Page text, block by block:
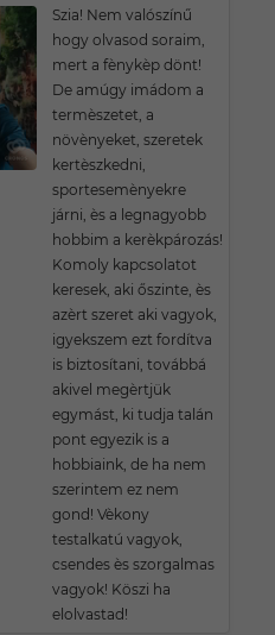
Szia! Nem valószínű
hogy olvasod soraim,
mert a fènykèp dönt!
De amúgy imádom a
termèszetet, a
növènyeket, szeretek
kertèszkedni,
sportesemènyekre
járni, ès a legnagyobb
hobbim a kerèkpározás!
Komoly kapcsolatot
keresek, aki őszinte, ès
azèrt szeret aki vagyok,
igyekszem ezt fordítva
is biztosítani, továbbá
akivel megèrtjük
egymást, ki tudja talán
pont egyezik is a
hobbiaink, de ha nem
szerintem ez nem
gond! Vèkony
testalkatú vagyok,
csendes ès szorgalmas
vagyok! Köszi ha
elolvastad!